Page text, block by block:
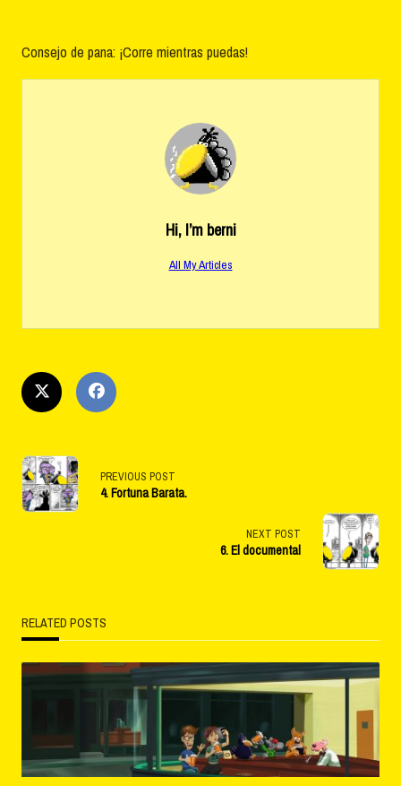
Consejo de pana: ¡Corre mientras puedas!
Hi, I’m berni
All My Articles
<span
class="nav-
reader-
text">Page</span>
PREVIOUS POST
4. Fortuna Barata.
NEXT POST
6. El documental
RELATED POSTS